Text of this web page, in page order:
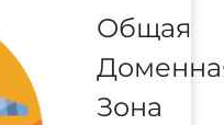
Общая
Зона